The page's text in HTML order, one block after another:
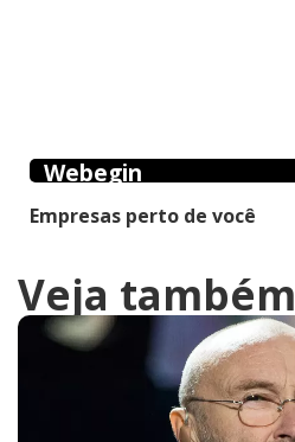
Webegin
Empresas perto de você
Veja também